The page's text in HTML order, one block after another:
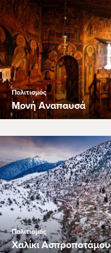
Πολιτισμός
Μονή Αναπαυσά
Πολιτισμός
Χαλίκι Ασπροποτάμου